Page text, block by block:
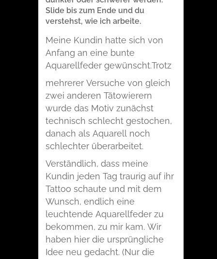
Slide bis zum Ende und du
verstehst, wie ich arbeite.
Meine Kundin hatte sich von
Anfang an eine bunte
Aquarellfeder gewünscht.Trotz
mehrerer Versuche von gleich
zwei anderen Tätowierern
wurde das Motiv zunächst
technisch schlecht gestochen,
danach als Aquarell noch
schlechter überarbeitet.
Verständlich, dass meine
Kundin jeden Tag traurig auf ihr
Tattoo schaute und mit dem
Wunsch, endlich eine
leuchtende Aquarellfeder zu
bekommen, zu mir kam. Wir
haben hier die ursprüngliche
Idee neu gedacht. (Nur die